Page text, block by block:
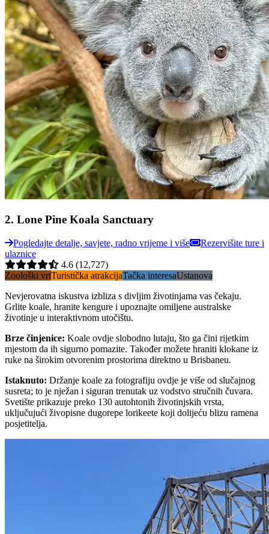
2. Lone Pine Koala Sanctuary
Pogledajte detalje, savjete, radno vrijeme i više
Rezervišite ture i
ulaznice
4.6 (12,727)
Zoološki vrtTuristička atrakcijaTačka interesaUstanova
Nevjerovatna iskustva izbliza s divljim životinjama vas čekaju.
Grlite koale, hranite kengure i upoznajte omiljene australske
životinje u interaktivnom utočištu.
Brze činjenice: Koale ovdje slobodno lutaju, što ga čini rijetkim
mjestom da ih sigurno pomazite. Također možete hraniti klokane iz
ruke na širokim otvorenim prostorima direktno u Brisbaneu.
Istaknuto: Držanje koale za fotografiju ovdje je više od slučajnog
susreta; to je nježan i siguran trenutak uz vodstvo stručnih čuvara.
Svetište prikazuje preko 130 autohtonih životinjskih vrsta,
uključujući živopisne dugorepe lorikeete koji dolijeću blizu ramena
posjetitelja.